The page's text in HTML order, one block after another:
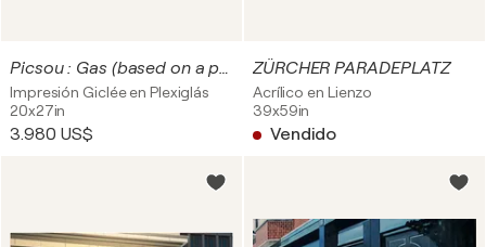
Picsou : Gas (based on a painting by Edward Hopper)
Impresión Giclée en Plexiglás
20x27in
3.980 US$
ZÜRCHER PARADEPLATZ
Acrílico en Lienzo
39x59in
Vendido